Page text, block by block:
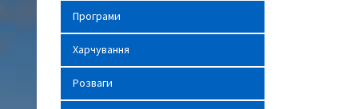
Програми
Харчування
Розваги